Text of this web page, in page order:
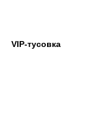
VIP-тусовка